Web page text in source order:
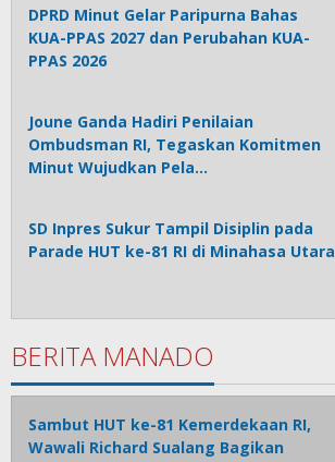
DPRD Minut Gelar Paripurna Bahas
KUA-PPAS 2027 dan Perubahan KUA-
PPAS 2026
Joune Ganda Hadiri Penilaian
Ombudsman RI, Tegaskan Komitmen
Minut Wujudkan Pela…
SD Inpres Sukur Tampil Disiplin pada
Parade HUT ke-81 RI di Minahasa Utara
BERITA MANADO
Sambut HUT ke-81 Kemerdekaan RI,
Wawali Richard Sualang Bagikan